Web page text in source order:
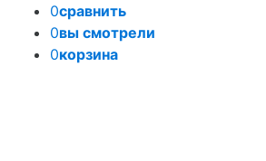
0сравнить
0вы смотрели
0корзина